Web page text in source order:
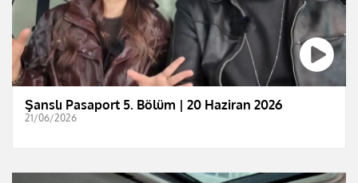
Şanslı Pasaport 5. Bölüm | 20 Haziran 2026
21/06/2026